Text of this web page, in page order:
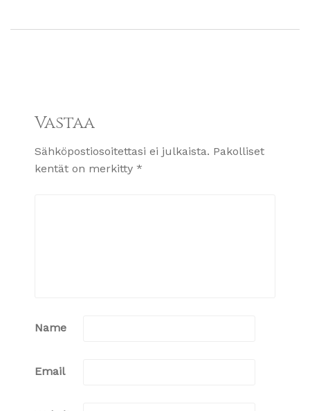
Vastaa
Sähköpostiosoitettasi ei julkaista. Pakolliset
kentät on merkitty *
Name
Email